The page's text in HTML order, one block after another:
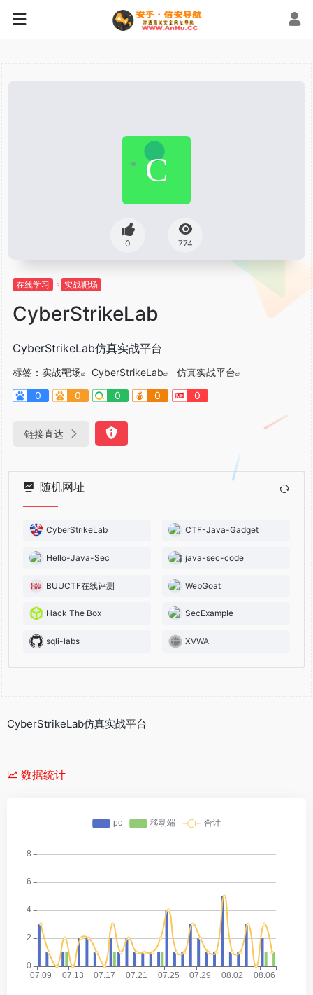
0 774
在线学习 实战靶场
CyberStrikeLab
CyberStrikeLab仿真实战平台
标签： 实战靶场 CyberStrikeLab
仿真实战平台
0
0 0 0 0
链接直达
随机网址
CyberStrikeLab CTF-Java-Gadget
Hello-Java-Sec java-sec-code
BUUCTF在线评测 WebGoat
Hack The Box SecExample
sqli-labs XVWA
CyberStrikeLab仿真实战平台
数据统计